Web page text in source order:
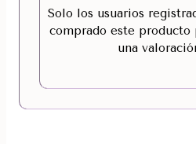
Solo los usuarios
comprado este producto
una